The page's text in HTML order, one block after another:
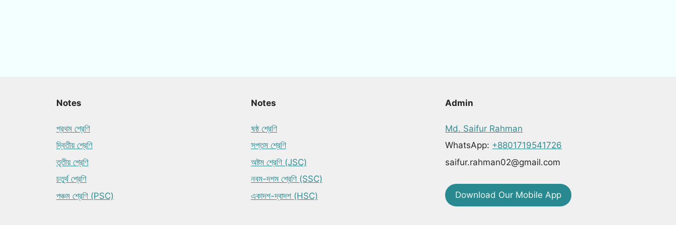
Notes
প্রথম শ্রেণি
দ্বিতীয় শ্রেণি
তৃতীয় শ্রেণি
চতুর্থ শ্রেণি
পঞ্চম শ্রেণি (PSC)
Notes
ষষ্ঠ শ্রেণি
সপ্তম শ্রেণি
অষ্টম শ্রেণি (JSC)
নবম-দশম শ্রেণি (SSC)
একাদশ-দ্বাদশ (HSC)
Admin
Md. Saifur Rahman
WhatsApp: +8801719541726
saifur.rahman02@gmail.com
Download Our Mobile App